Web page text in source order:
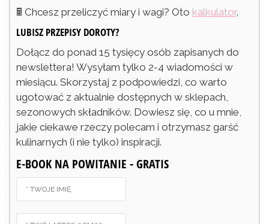
🖩 Chcesz przeliczyć miary i wagi? Oto kalkulator.
LUBISZ PRZEPISY DOROTY?
Dołącz do ponad 15 tysięcy osób zapisanych do
newslettera! Wysyłam tylko 2-4 wiadomości w
miesiącu. Skorzystaj z podpowiedzi, co warto
ugotować z aktualnie dostępnych w sklepach,
sezonowych składników. Dowiesz się, co u mnie,
jakie ciekawe rzeczy polecam i otrzymasz garść
kulinarnych (i nie tylko) inspiracji.
E-BOOK NA POWITANIE - GRATIS